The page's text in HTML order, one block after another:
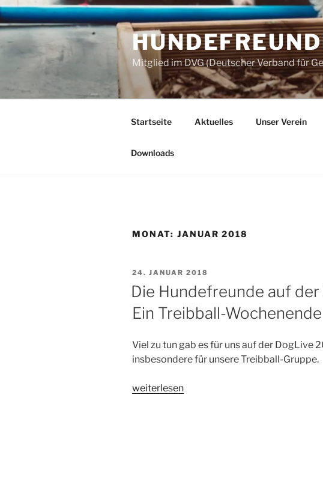
Zum
Inhalt
springen
Mitglied im DVG (Deutscher Verband für
Startseite Aktuelles Unser Verein
Downloads
MONAT: JANUAR 2018
VERÖFFENTLICHT
AM
24. JANUAR 2018
Die Hundefreunde auf
Ein Treibball-
Viel zu tun gab es für uns auf der DogLive
insbesondere für unsere Treibball-Gruppe.
„Die
weiterlesen